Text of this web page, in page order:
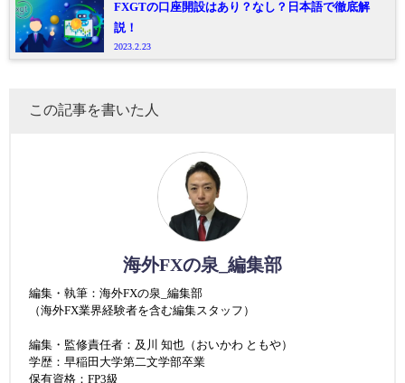
FXGTの口座開設はあり？なし？日本語で徹底解
説！
2023.2.23
この記事を書いた人
海外FXの泉_編集部
編集・執筆：海外FXの泉_編集部
（海外FX業界経験者を含む編集スタッフ）
編集・監修責任者：及川 知也（おいかわ ともや）
学歴：早稲田大学第二文学部卒業
保有資格：FP3級